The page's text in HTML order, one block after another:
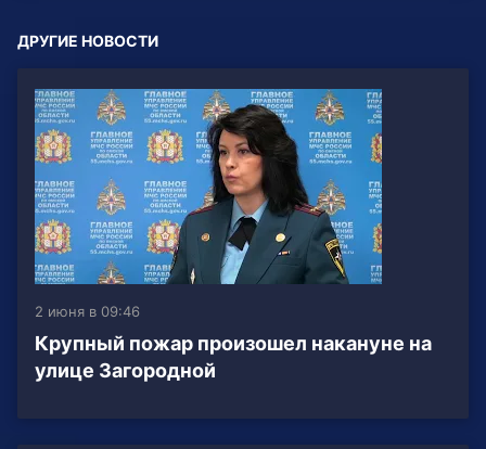
ДРУГИЕ НОВОСТИ
2 июня в 09:46
Крупный пожар произошел накануне на
улице Загородной